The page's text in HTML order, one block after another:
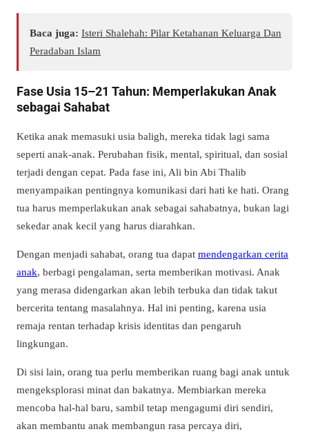
Baca juga: Isteri Shalehah: Pilar Ketahanan Keluarga Dan
Peradaban Islam
Fase Usia 15–21 Tahun: Memperlakukan Anak
sebagai Sahabat
Ketika anak memasuki usia baligh, mereka tidak lagi sama
seperti anak-anak. Perubahan fisik, mental, spiritual, dan sosial
terjadi dengan cepat. Pada fase ini, Ali bin Abi Thalib
menyampaikan pentingnya komunikasi dari hati ke hati. Orang
tua harus memperlakukan anak sebagai sahabatnya, bukan lagi
sekedar anak kecil yang harus diarahkan.
Dengan menjadi sahabat, orang tua dapat mendengarkan cerita
anak, berbagi pengalaman, serta memberikan motivasi. Anak
yang merasa didengarkan akan lebih terbuka dan tidak takut
bercerita tentang masalahnya. Hal ini penting, karena usia
remaja rentan terhadap krisis identitas dan pengaruh
lingkungan.
Di sisi lain, orang tua perlu memberikan ruang bagi anak untuk
mengeksplorasi minat dan bakatnya. Membiarkan mereka
mencoba hal-hal baru, sambil tetap mengagumi diri sendiri,
akan membantu anak membangun rasa percaya diri,